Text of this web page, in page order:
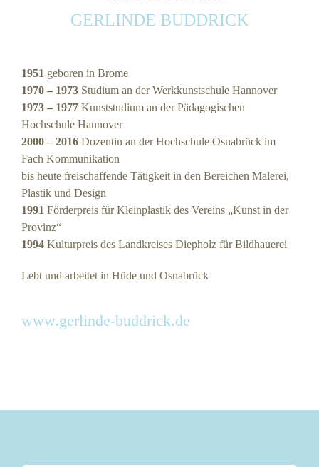
GERLINDE BUDDRICK
1951 geboren in Brome
1970 – 1973 Studium an der Werkkunstschule Hannover
1973 – 1977 Kunststudium an der Pädagogischen
Hochschule Hannover
2000 – 2016 Dozentin an der Hochschule Osnabrück im
Fach Kommunikation
bis heute freischaffende Tätigkeit in den Bereichen Malerei,
Plastik und Design
1991 Förderpreis für Kleinplastik des Vereins „Kunst in der
Provinz“
1994 Kulturpreis des Landkreises Diepholz für Bildhauerei
Lebt und arbeitet in Hüde und Osnabrück
www.gerlinde-buddrick.de